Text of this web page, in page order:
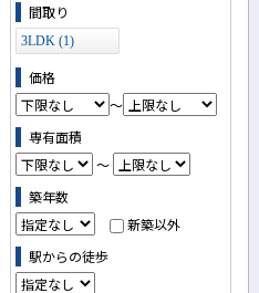
間取り
3LDK (1)
価格
～
専有面積
～
築年数
新築以外
駅からの徒歩